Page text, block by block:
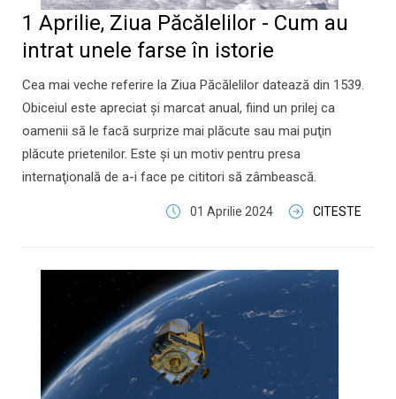
1 Aprilie, Ziua Păcălelilor - Cum au
intrat unele farse în istorie
Cea mai veche referire la Ziua Păcălelilor datează din 1539.
Obiceiul este apreciat şi marcat anual, fiind un prilej ca
oamenii să le facă surprize mai plăcute sau mai puţin
plăcute prietenilor. Este şi un motiv pentru presa
internaţională de a-i face pe cititori să zâmbească.
01 Aprilie 2024 CITESTE